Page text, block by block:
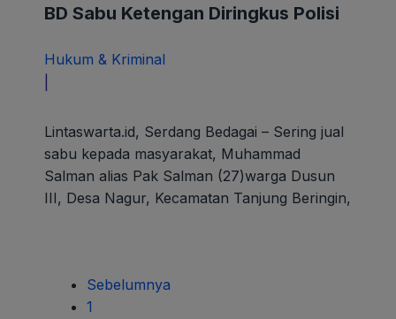
BD Sabu Ketengan Diringkus Polisi
Hukum & Kriminal
Lintaswarta.id, Serdang Bedagai – Sering jual
sabu kepada masyarakat, Muhammad
Salman alias Pak Salman (27)warga Dusun
III, Desa Nagur, Kecamatan Tanjung Beringin,
Sebelumnya
1